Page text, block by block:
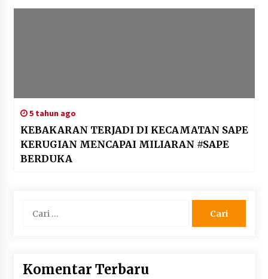
5 tahun ago
KEBAKARAN TERJADI DI KECAMATAN SAPE
KERUGIAN MENCAPAI MILIARAN #SAPE
BERDUKA
untuk:
Komentar Terbaru